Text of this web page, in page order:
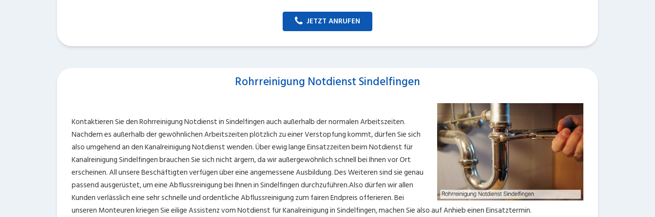
JETZT ANRUFEN
Rohrreinigung Notdienst Sindelfingen
Kontaktieren Sie den Rohrreinigung Notdienst in Sindelfingen auch außerhalb der normalen Arbeitszeiten.
Nachdem es außerhalb der gewöhnlichen Arbeitszeiten plötzlich zu einer Verstopfung kommt, dürfen Sie sich
also umgehend an den Kanalreinigung Notdienst wenden. Über ewig lange Einsatzzeiten beim Notdienst für
Kanalreinigung Sindelfingen brauchen Sie sich nicht ärgern, da wir außergewöhnlich schnell bei Ihnen vor Ort
erscheinen. All unsere Beschäftigten verfügen über eine angemessene Ausbildung. Des Weiteren sind sie genau
passend ausgerüstet, um eine Abflussreinigung bei Ihnen in Sindelfingen durchzuführen.Also dürfen wir allen
Kunden verlässlich eine sehr schnelle und ordentliche Abflussreinigung zum fairen Endpreis offerieren. Bei
unseren Monteuren kriegen Sie eilige Assistenz vom Notdienst für Kanalreinigung in Sindelfingen, machen Sie also auf Anhieb einen Einsatztermin.